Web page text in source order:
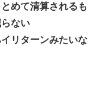
めて清算されるも
ない
リターンみたいな